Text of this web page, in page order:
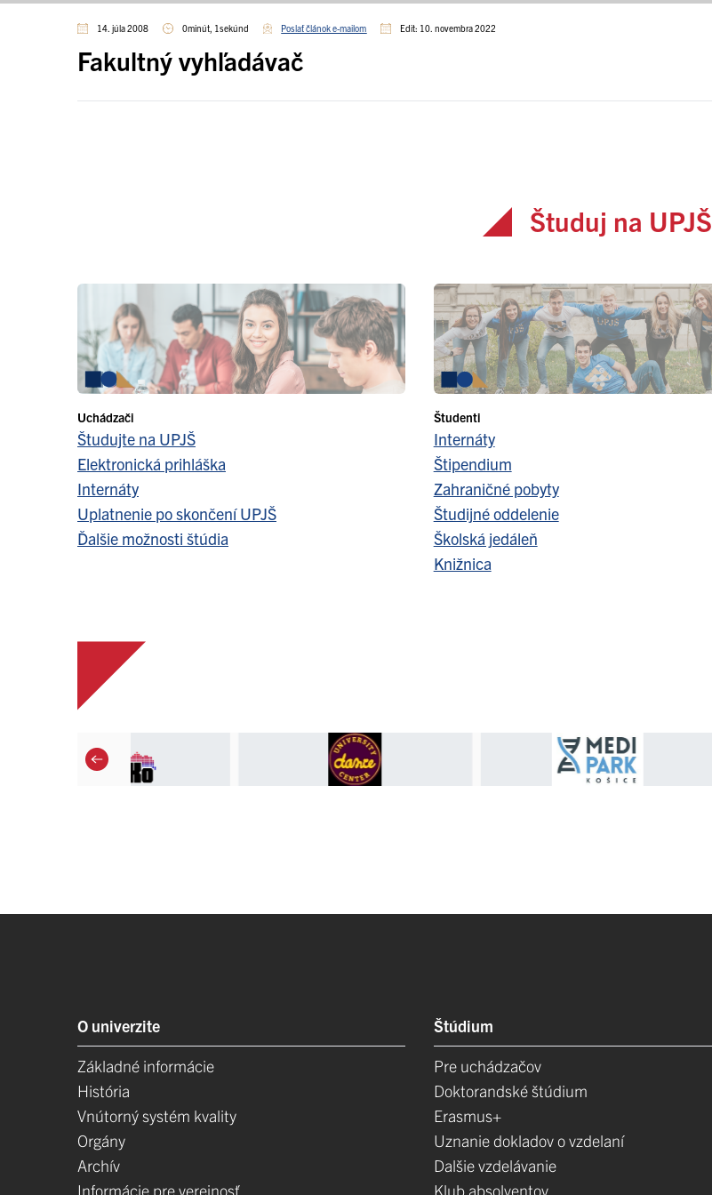
14. júla 2008 0minút, 1sekúnd Poslať článok e-mailom Edit: 10. novembra 2022
Fakultný vyhľadávač
Študuj na UPJŠ
Uchádzači
Študujte na UPJŠ
Elektronická prihláška
Internáty
Uplatnenie po skončení UPJŠ
Ďalšie možnosti štúdia
Študenti
Internáty
Štipendium
Zahraničné pobyty
Študijné oddelenie
Školská jedáleň
Knižnica
O univerzite
Základné informácie
História
Vnútorný systém kvality
Orgány
Archív
Informácie pre verejnosť
Štúdium
Pre uchádzačov
Doktorandské štúdium
Erasmus+
Uznanie dokladov o vzdelaní
Dalšie vzdelávanie
Klub absolventov